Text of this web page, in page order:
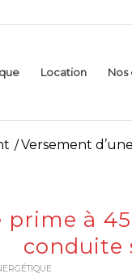
Location
/Versement
prime à
conduite